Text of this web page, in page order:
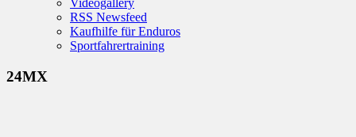
Videogallery
RSS Newsfeed
Kaufhilfe für Enduros
Sportfahrertraining
24MX